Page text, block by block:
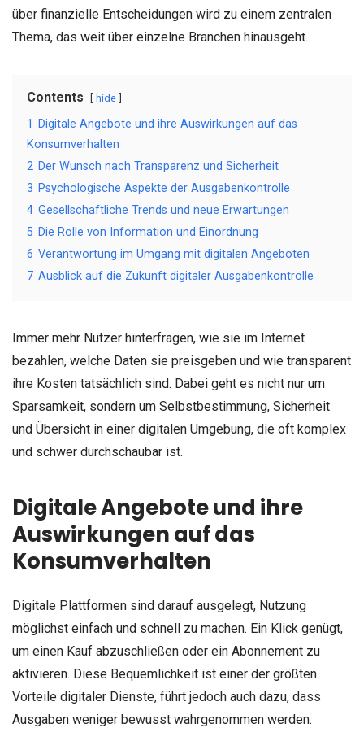
über finanzielle Entscheidungen wird zu einem zentralen
Thema, das weit über einzelne Branchen hinausgeht.
Contents hide
1
Digitale Angebote und ihre Auswirkungen auf das
Konsumverhalten
2 Der Wunsch nach Transparenz und Sicherheit
3 Psychologische Aspekte der Ausgabenkontrolle
4 Gesellschaftliche Trends und neue Erwartungen
5 Die Rolle von Information und Einordnung
6 Verantwortung im Umgang mit digitalen Angeboten
7 Ausblick auf die Zukunft digitaler Ausgabenkontrolle
Immer mehr Nutzer hinterfragen, wie sie im Internet
bezahlen, welche Daten sie preisgeben und wie transparent
ihre Kosten tatsächlich sind. Dabei geht es nicht nur um
Sparsamkeit, sondern um Selbstbestimmung, Sicherheit
und Übersicht in einer digitalen Umgebung, die oft komplex
und schwer durchschaubar ist.
Digitale Angebote und ihre
Auswirkungen auf das
Konsumverhalten
Digitale Plattformen sind darauf ausgelegt, Nutzung
möglichst einfach und schnell zu machen. Ein Klick genügt,
um einen Kauf abzuschließen oder ein Abonnement zu
aktivieren. Diese Bequemlichkeit ist einer der größten
Vorteile digitaler Dienste, führt jedoch auch dazu, dass
Ausgaben weniger bewusst wahrgenommen werden.